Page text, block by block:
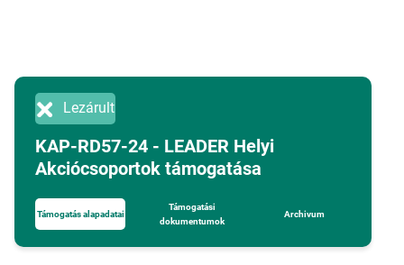
Lezárult
KAP-RD57-24 - LEADER Helyi
Akciócsoportok támogatása
Támogatás alapadatai
Támogatási
dokumentumok
Archivum